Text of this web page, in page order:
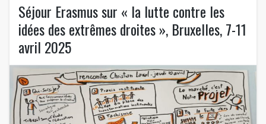
Séjour Erasmus sur « la lutte contre les
idées des extrêmes droites », Bruxelles, 7-11
avril 2025